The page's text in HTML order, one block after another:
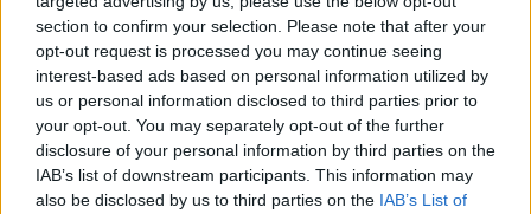
section to confirm your selection. Please note that after your
opt-out request is processed you may continue seeing
interest-based ads based on personal information utilized by
us or personal information disclosed to third parties prior to
your opt-out. You may separately opt-out of the further
disclosure of your personal information by third parties on the
IAB’s list of downstream participants. This information may
also be disclosed by us to third parties on the IAB’s List of
Az oltási igazolások a vakcina beadása után 6 hónapig lesznek
érvényesek.
ITT VANNAK A NYITÁSI RÉSZLETEK: ÍGY ÉLÜNK
ÖTMILLIÓ BEOLTOTT UTÁN
2021. május. 22. 10:05
Nincs akadálya a lakodalomnak, tüntetésnek, és még
sportfesztiválra is mehetnek a nem hivatásos sportolók, vége a
kijárási tilalomnak, korlátozások viszont még vannak bőven.